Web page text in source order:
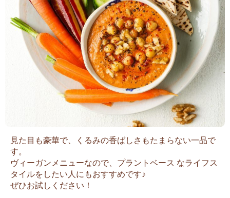
見た目も豪華で、くるみの香ばしさもたまらない一品で
す。
ヴィーガンメニューなので、プラントベース なライフス
タイルをしたい人にもおすすめです♪
ぜひお試しください！